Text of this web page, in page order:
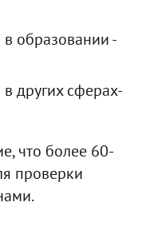
образовании -
других сферах-
что более 60-
проверки